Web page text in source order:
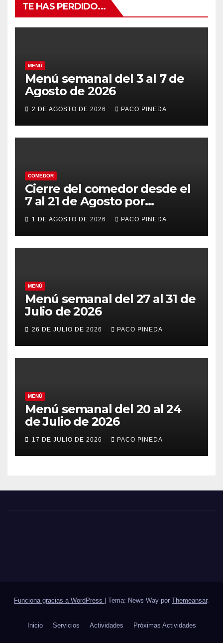
TE HAS PERDIDO...
MENÚ
Menú semanal del 3 al 7 de
Agosto de 2026
2 DE AGOSTO DE 2026 PACO PINEDA
COMEDOR
Cierre del comedor desde el
7 al 21 de Agosto por
vacaciones
1 DE AGOSTO DE 2026 PACO PINEDA
MENÚ
Menú semanal del 27 al 31 de
Julio de 2026
26 DE JULIO DE 2026 PACO PINEDA
MENÚ
Menú semanal del 20 al 24
de Julio de 2026
17 DE JULIO DE 2026 PACO PINEDA
Funciona gracias a WordPress | Tema: News Way por Themeansar.
Inicio Servicios Actividades Próximas Actividades